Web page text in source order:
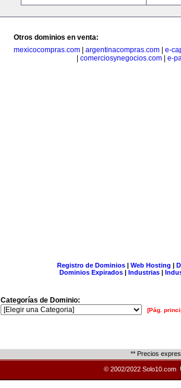
Otros dominios en venta:
mexicocompras.com
argentinacompras.com
e-
comerciosynegocios.com e-
Registro de Dominios| Web Hosting |
Dominios Expirados | Industrias |
Categorías de Dominio:
[Pág.
** Precios
© 2002/2022 Solo10.com